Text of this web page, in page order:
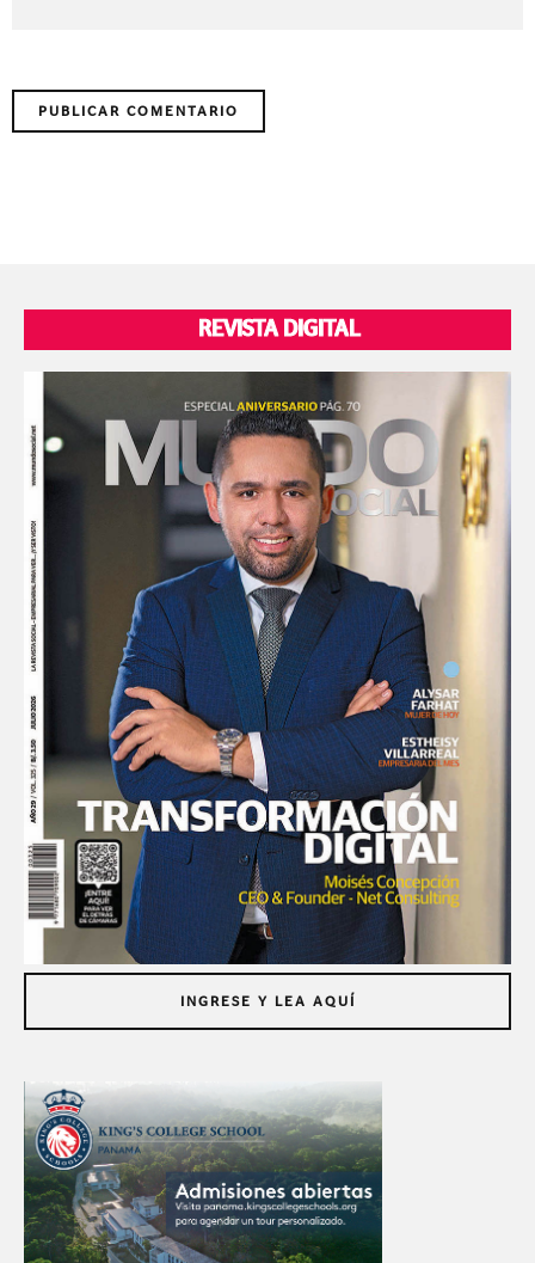
REVISTA DIGITAL
INGRESE Y LEA AQUÍ